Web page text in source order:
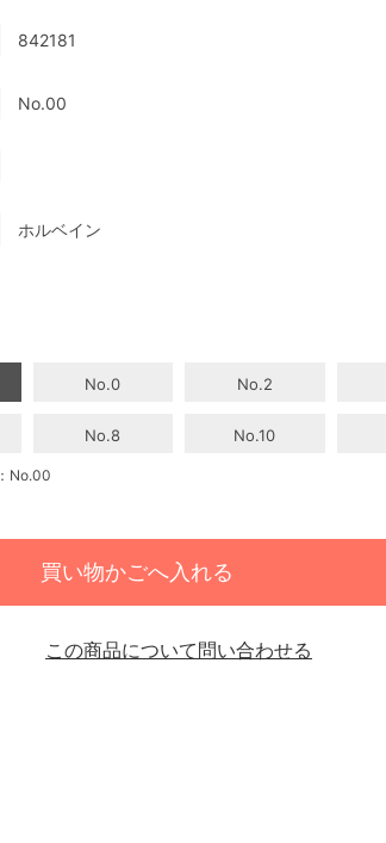
842181
No.00
ホルベイン
No.0 No.2
No.8 No.10
No.00
買い物かごへ入れる
この商品について問い合わせる